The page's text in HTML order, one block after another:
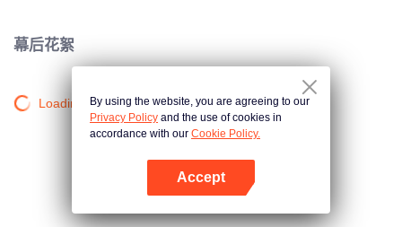
幕后花絮
Loading…By using the website, you are agreeing to our
Privacy Policy and the use of cookies in
accordance with our Cookie Policy.
Accept